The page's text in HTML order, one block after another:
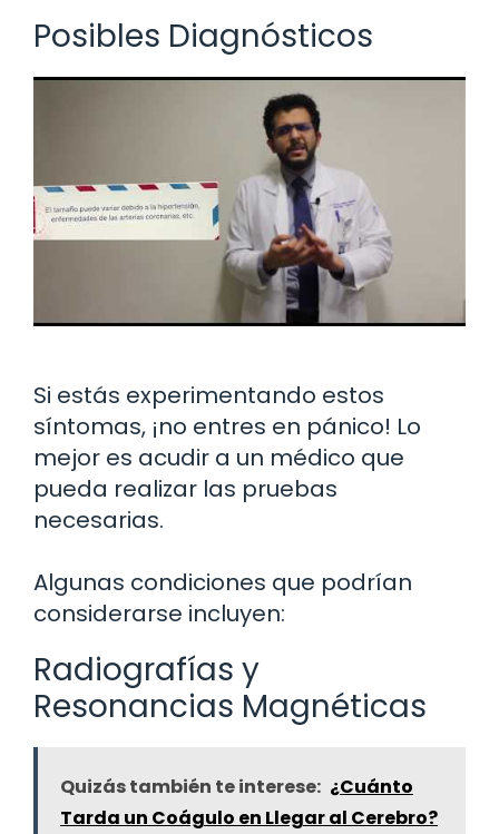
Posibles Diagnósticos
Si estás experimentando estos
síntomas, ¡no entres en pánico! Lo
mejor es acudir a un médico que
pueda realizar las pruebas
necesarias.
Algunas condiciones que podrían
considerarse incluyen:
Radiografías y
Resonancias Magnéticas
Quizás también te interese: ¿Cuánto
Tarda un Coágulo en Llegar al Cerebro?